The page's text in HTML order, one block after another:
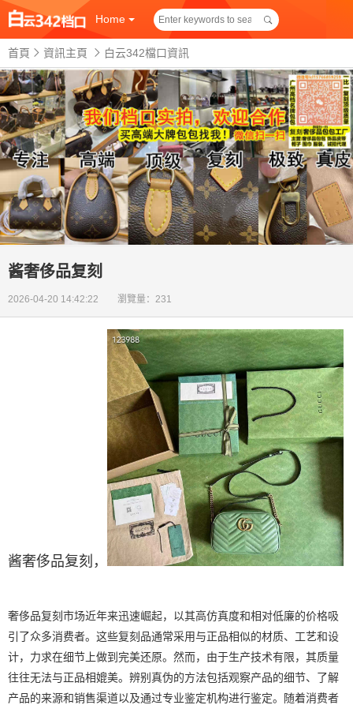
Home
首頁 資訊主頁 白云342檔口資訊
酱奢侈品复刻
2026-04-20 14:42:22 瀏覽量：231
酱奢侈品复刻 ，
奢侈品复刻市场近年来迅速崛起，以其高仿真度和相对低廉的价格吸
引了众多消费者。这些复刻品通常采用与正品相似的材质、工艺和设
计，力求在细节上做到完美还原。然而，由于生产技术有限，其质量
往往无法与正品相媲美。辨别真伪的方法包括观察产品的细节、了解
产品的来源和销售渠道以及通过专业鉴定机构进行鉴定。随着消费者